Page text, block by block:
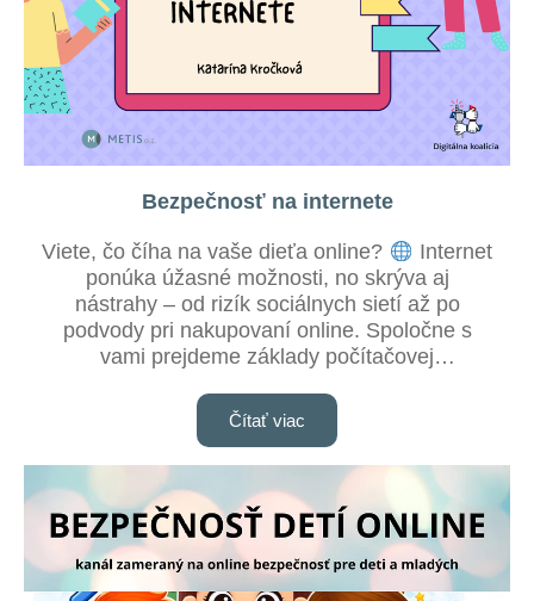
Bezpečnosť na internete
Viete, čo číha na vaše dieťa online?
Internet
ponúka úžasné možnosti, no skrýva aj
nástrahy – od rizík sociálnych sietí až po
podvody pri nakupovaní online. Spoločne s
vami prejdeme základy počítačovej
nakupovať, a čo si myslieť o umelej inteligencii
– jednoducho a zrozumiteľne pre deti aj
rodičov!
Čítať viac